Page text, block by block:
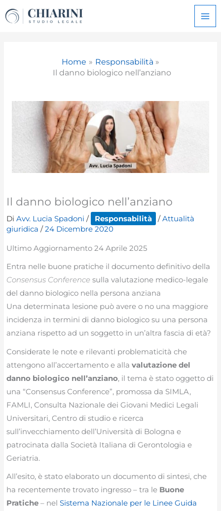
al
Home
Responsabilità
Il danno biologico nell’anziano
Il danno biologico nell’anziano
DiAvv. Lucia Spadoni/ Responsabilità /Attualità
giuridica /24 Dicembre 2020
Ultimo Aggiornamento 24 Aprile 2025
Entra nelle buone pratiche il documento definitivo della
Consensus Conference sulla valutazione medico-legale
del danno biologico nella persona anziana
Una determinata lesione può avere o no una maggiore
incidenza in termini di danno biologico su una persona
anziana rispetto ad un soggetto in un’altra fascia di età?
Considerate le note e rilevanti problematicità che
attengono all’accertamento e allavalutazione del
danno biologico nell’anziano, il tema è stato oggetto di
una “Consensus Conference”, promossa da SIMLA,
FAMLI, Consulta Nazionale dei Giovani Medici Legali
Universitari, Centro di studio e ricerca
sull’invecchiamento dell’Università di Bologna e
patrocinata dalla Società Italiana di Gerontologia e
Geriatria.
All’esito, è stato elaborato un documento di sintesi, che
ha recentemente trovato ingresso – tra le Buone
Pratiche – nelSistema Nazionale per le Linee Guida